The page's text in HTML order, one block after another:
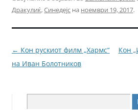
e
b
o
o
er l e
n
g
Дракулиќ,Синедејс на ноември 19, 2017.
Навигација
за
← Кон рускиот филм „Хармс“
на Иван Болотников
Кон